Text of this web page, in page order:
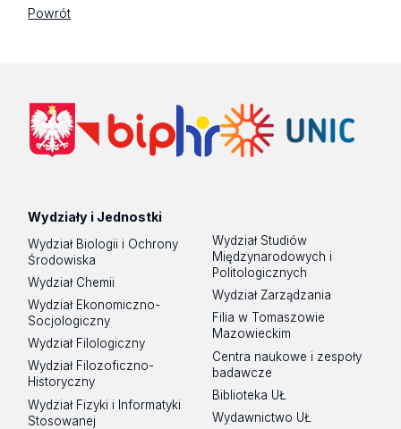
Powrót
Wydziały i Jednostki
Wydział Biologii i Ochrony
Środowiska
Wydział Chemii
Wydział Ekonomiczno-
Socjologiczny
Wydział Filologiczny
Wydział Filozoficzno-
Historyczny
Wydział Fizyki i Informatyki
Stosowanej
Wydział Studiów
Międzynarodowych i
Politologicznych
Wydział Zarządzania
Filia w Tomaszowie
Mazowieckim
Centra naukowe i zespoły
badawcze
Biblioteka UŁ
Wydawnictwo UŁ